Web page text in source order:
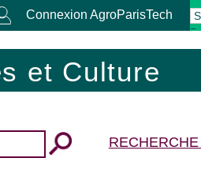
Connexion AgroParisTech
et Culture